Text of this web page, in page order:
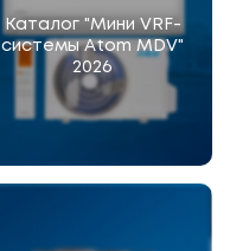
Каталог "Мини VRF-
системы Atom MDV"
2026